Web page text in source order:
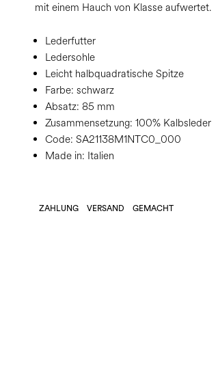
mit einem Hauch von Klasse aufwertet.
Lederfutter
Ledersohle
Leicht halbquadratische Spitze
Farbe: schwarz
Absatz: 85 mm
Zusammensetzung: 100% Kalbsleder
Code: SA21138M1NTC0_000
Made in: Italien
ZAHLUNG VERSAND GEMACHT